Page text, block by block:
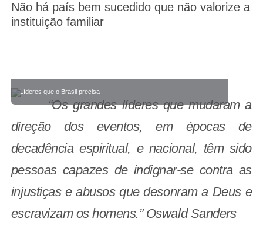
Não há país bem sucedido que não valorize a
instituição familiar
Líderes que o Brasil precisa
“Os grandes líderes que mudaram a
direção dos eventos, em épocas de
decadência espiritual, e nacional, têm sido
pessoas capazes de indignar-se contra as
injustiças e abusos que desonram a Deus e
escravizam os homens.” Oswald Sanders